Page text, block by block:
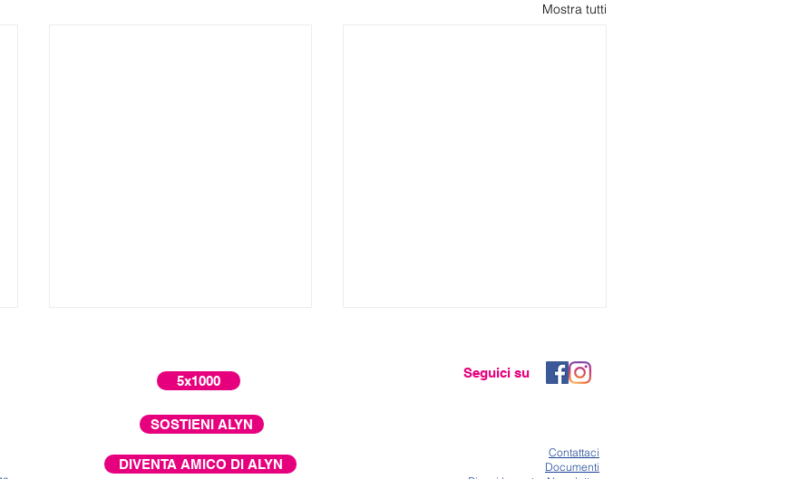
Mostra tutti
La scelta di Moshe
5x1000
Seguici su
SOSTIENI ALYN
DIVENTA AMICO DI ALYN
Contattaci
Documenti